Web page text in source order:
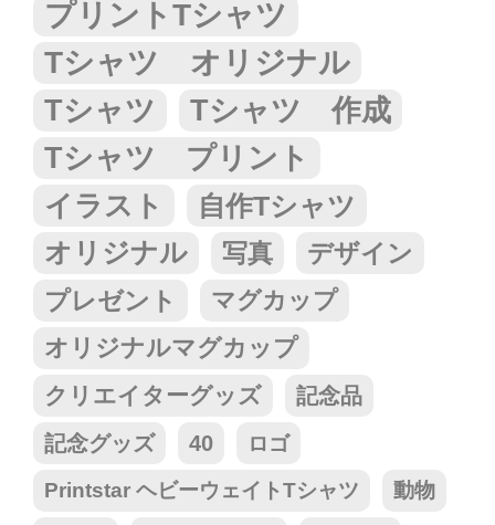
プリントTシャツ
Tシャツ オリジナル
Tシャツ
Tシャツ 作成
Tシャツ プリント
イラスト 自作Tシャツ
オリジナル 写真
デザイン
プレゼント
マグカップ
オリジナルマグカップ
クリエイターグッズ
記念品
記念グッズ
40 ロゴ
Printstar ヘビーウェイトTシャツ 動物